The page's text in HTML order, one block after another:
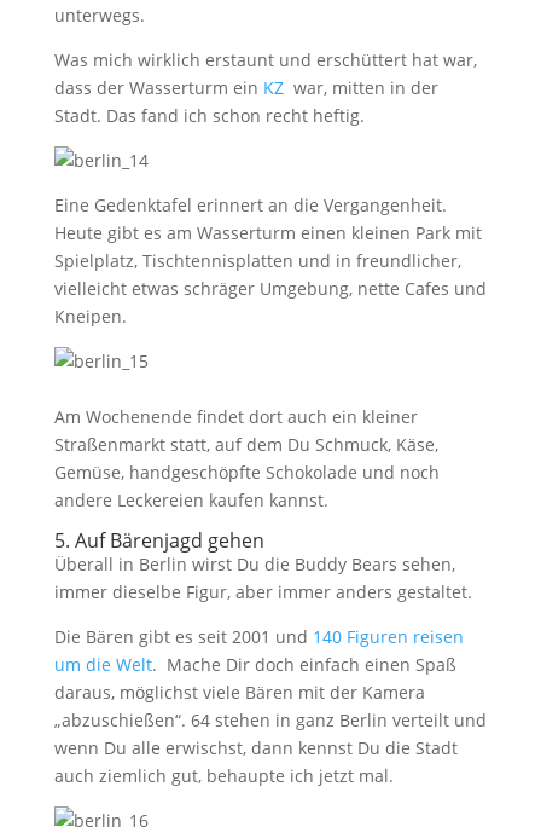
unterwegs.
Was mich wirklich erstaunt und erschüttert hat war,
dass der Wasserturm ein KZwar, mitten in der
Stadt. Das fand ich schon recht heftig.
Eine Gedenktafel erinnert an die Vergangenheit.
Heute gibt es am Wasserturm einen kleinen Park mit
Spielplatz, Tischtennisplatten und in freundlicher,
vielleicht etwas schräger Umgebung, nette Cafes und
Kneipen.
Am Wochenende findet dort auch ein kleiner
Straßenmarkt statt, auf dem Du Schmuck, Käse,
Gemüse, handgeschöpfte Schokolade und noch
andere Leckereien kaufen kannst.
5. Auf Bärenjagd gehen
Überall in Berlin wirst Du die Buddy Bears sehen,
immer dieselbe Figur, aber immer anders gestaltet.
Die Bären gibt es seit 2001 und 140 Figuren reisen
um die Welt. Mache Dir doch einfach einen Spaß
daraus, möglichst viele Bären mit der Kamera
„abzuschießen“. 64 stehen in ganz Berlin verteilt und
wenn Du alle erwischst, dann kennst Du die Stadt
auch ziemlich gut, behaupte ich jetzt mal.